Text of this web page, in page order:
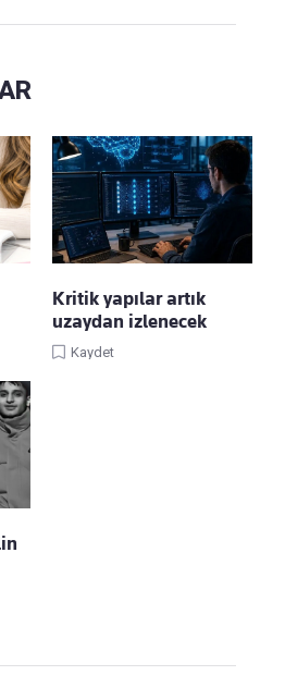
Kritik yapılar artık
uzaydan izlenecek
Kaydet